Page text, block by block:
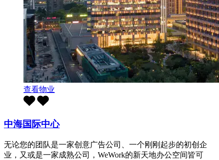
查看物业
中海国际中心
无论您的团队是一家创意广告公司、一个刚刚起步的初创企
业，又或是一家成熟公司，WeWork的新天地办公空间皆可